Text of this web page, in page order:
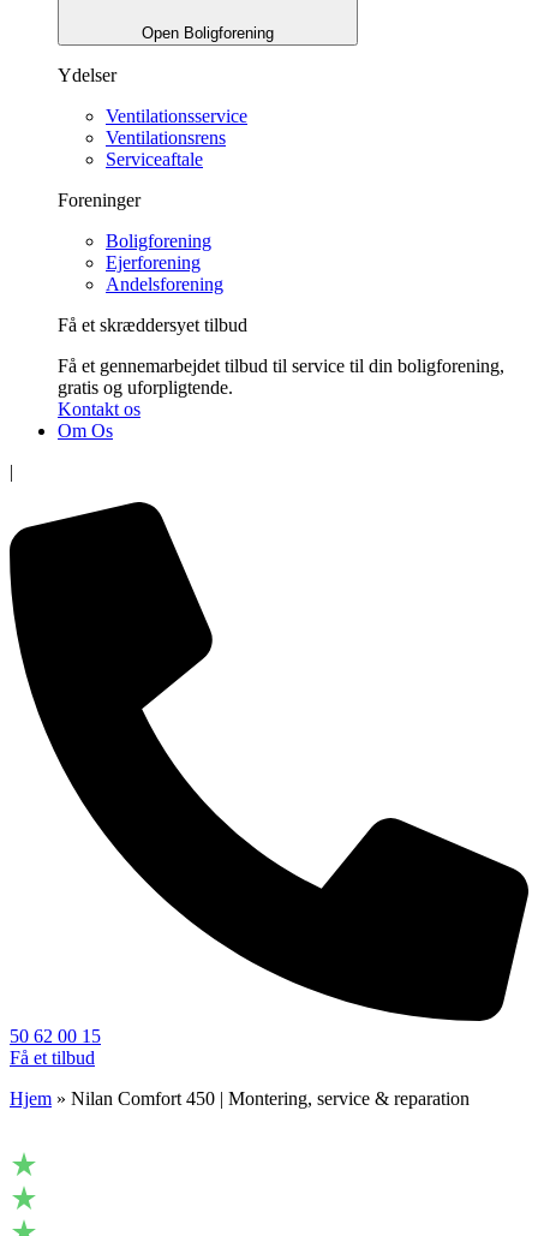
Open Boligforening
Ydelser
Ventilationsservice
Ventilationsrens
Serviceaftale
Foreninger
Boligforening
Ejerforening
Andelsforening
Få et skræddersyet tilbud
Få et gennemarbejdet tilbud til service til din boligforening,
gratis og uforpligtende.
Kontakt os
Om Os
50 62 00 15
Få et tilbud
Hjem » Nilan Comfort 450 | Montering, service & reparation